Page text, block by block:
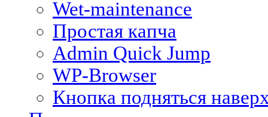
Wet-maintenance
Простая капча
Admin Quick Jump
WP-Browser
Кнопка подняться